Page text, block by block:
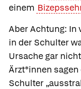
einem
Aber Achtung: In
in der Schulter
Ursache gar
Ärzt*innen
Schulter